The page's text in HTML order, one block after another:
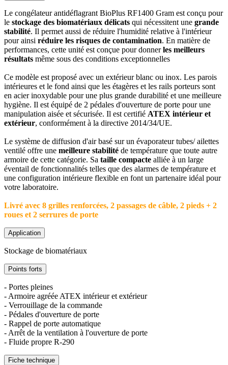
Le congélateur antidéflagrant BioPlus RF1400 Gram est conçu pour
le stockage des biomatériaux délicats qui nécessitent une grande
stabilité. Il permet aussi de réduire l'humidité relative à l'intérieur
pour ainsi réduire les risques de contamination. En matière de
performances, cette unité est conçue pour donnerles meilleurs
résultats même sous des conditions exceptionnelles
Ce modèle est proposé avec un extérieur blanc ou inox. Les parois
intérieures et le fond ainsi que les étagères et les rails porteurs sont
en acier inoxydable pour une plus grande durabilité et une meilleure
hygiène. Il est équipé de 2 pédales d'ouverture de porte pour une
manipulation aisée et sécurisée. Il est certifié ATEX intérieur et
extérieur, conformément à la directive 2014/34/UE.
Le système de diffusion d'air basé sur un évaporateur tubes/ ailettes
ventilé offre une meilleure stabilité de température que toute autre
armoire de cette catégorie. Sa taille compacte alliée à un large
éventail de fonctionnalités telles que des alarmes de température et
une configuration intérieure flexible en font un partenaire idéal pour
votre laboratoire.
Livré avec 8 grilles renforcées, 2 passages de câble, 2 pieds + 2
roues et 2 serrures de porte
Application
Stockage de biomatériaux
Points forts
- Portes pleines
- Armoire agréée ATEX intérieur et extérieur
- Verrouillage de la commande
- Pédales d'ouverture de porte
- Rappel de porte automatique
- Arrêt de la ventilation à l'ouverture de porte
- Fluide propre R-290
Fiche technique